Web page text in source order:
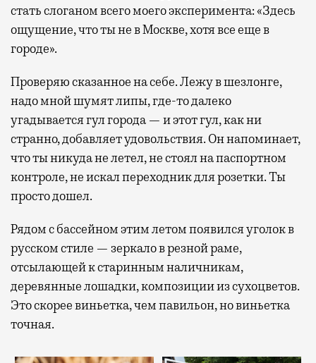
стать слоганом всего моего эксперимента: «Здесь
ощущение, что ты не в Москве, хотя все еще в
городе».
Проверяю сказанное на себе. Лежу в шезлонге,
надо мной шумят липы, где-то далеко
угадывается гул города — и этот гул, как ни
странно, добавляет удовольствия. Он напоминает,
что ты никуда не летел, не стоял на паспортном
контроле, не искал переходник для розетки. Ты
просто дошел.
Рядом с бассейном этим летом появился уголок в
русском стиле — зеркало в резной раме,
отсылающей к старинным наличникам,
деревянные лошадки, композиции из сухоцветов.
Это скорее виньетка, чем павильон, но виньетка
точная.